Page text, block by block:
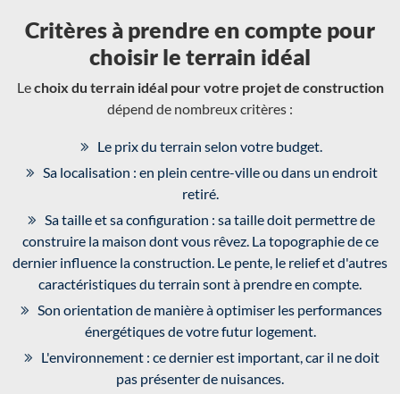
Critères à prendre en compte pour
choisir le terrain idéal
Lechoix du terrain idéal pour votre projet de construction
dépend de nombreux critères :
Le prix du terrain selon votre budget.
Sa localisation : en plein centre-ville ou dans un endroit
retiré.
Sa taille et sa configuration : sa taille doit permettre de
construire la maison dont vous rêvez. La topographie de ce
dernier influence la construction. Le pente, le relief et d'autres
caractéristiques du terrain sont à prendre en compte.
Son orientation de manière à optimiser les performances
énergétiques de votre futur logement.
L'environnement : ce dernier est important, car il ne doit
pas présenter de nuisances.